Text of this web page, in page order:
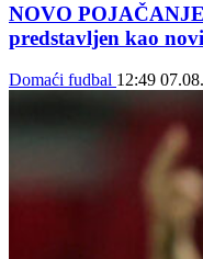
NOVO
predstavljen kao
Domaći fudbal 12:49